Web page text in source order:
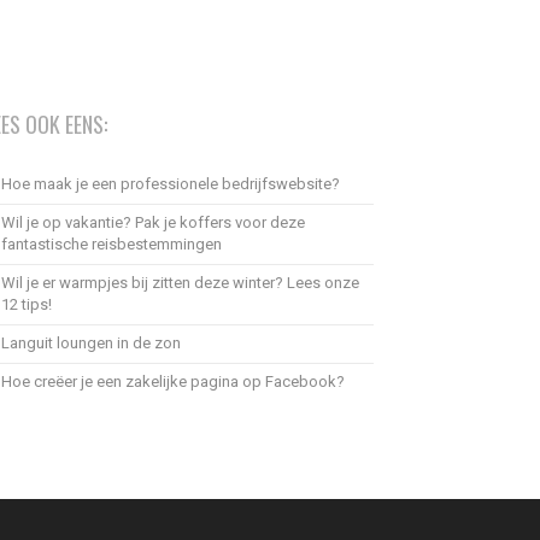
OOK EENS:
Hoe maak je een professionele bedrijfswebsite?
Wil je op vakantie? Pak je koffers voor deze
fantastische reisbestemmingen
Wil je er warmpjes bij zitten deze winter? Lees onze
12 tips!
Languit loungen in de zon
Hoe creëer je een zakelijke pagina op Facebook?